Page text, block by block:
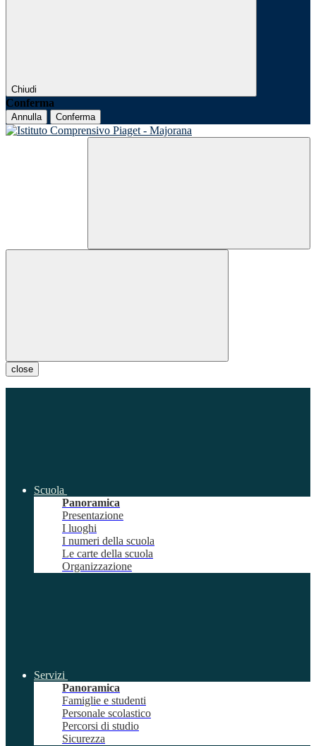
Chiudi
Conferma
Annulla Conferma
close
Scuola
Panoramica
Presentazione
I luoghi
I numeri della scuola
Le carte della scuola
Organizzazione
Servizi
Panoramica
Famiglie e studenti
Personale scolastico
Percorsi di studio
Sicurezza